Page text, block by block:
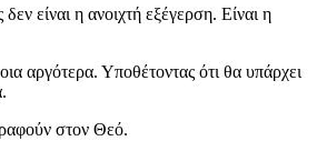
είναι η ανοιχτή εξέγερση. Είναι η
αργότερα. Υποθέτοντας ότι θα υπάρχει
στον Θεό.